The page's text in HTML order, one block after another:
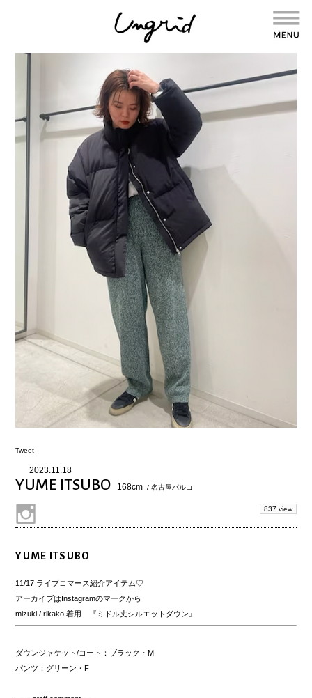
Tweet
2023.11.18
YUME ITSUBO 168cm / 名古屋パルコ
837 view
YUME ITSUBO
11/17 ライブコマース紹介アイテム♡
アーカイブはInstagramのマークから
mizuki / rikako 着用 『ミドル丈シルエットダウン』
ダウンジャケット/コート：ブラック・M
パンツ：グリーン・F